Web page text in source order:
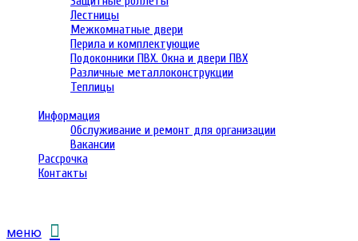
Лестницы
Межкомнатные двери
Перила и комплектующие
Подоконники ПВХ. Окна и двери ПВХ
Различные металлоконструкции
Теплицы
Информация
Обслуживание и ремонт для организации
Вакансии
Рассрочка
Контакты
меню